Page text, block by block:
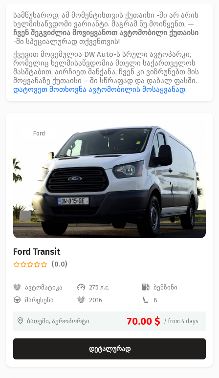
სამწუხაროდ, ამ მომენტისთვის ქუთაისი -ში არ არის
ხელმისაწვდომი ვარიანტი. მაგრამ ნუ მოიწყენთ, —
ჩვენ შეგვიძლია მოვიყვანოთ ავტომობილი ქუთაისი
-ში სპეციალურად თქვენთვის!
ქვევით მოცემულია DW Auto-ს სრული ავტოპარკი,
რომელიც ხელმისაწვდომია მთელი საქართველოს
მასშტაბით. აირჩიეთ მანქანა, ჩვენ კი ვიზრუნებთ მის
მოყვანაზე ქუთაისი —ში სწრაფად და დაბალ ფასში.
დატოვეთ მოთხოვნა ავტომობილის მოსაყვანად.
Ford
Ford Transit
(0.0)
ავტომატიკა 275 л.с.
ბენზინი
მარცხენა
2016 8
ბათუმი, აეროპორტი 70.00 $ / from 4 days
დეტალურად